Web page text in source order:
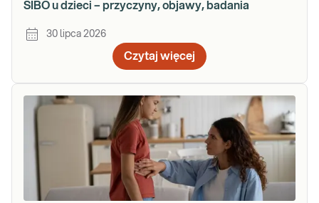
SIBO u dzieci – przyczyny, objawy, badania
30 lipca 2026
Czytaj więcej